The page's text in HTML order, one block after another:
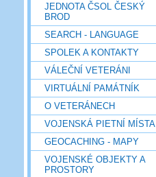
JEDNOTA ČSOL ČESKÝ
BROD
SEARCH - LANGUAGE
SPOLEK A KONTAKTY
VÁLEČNÍ VETERÁNI
VIRTUÁLNÍ PAMÁTNÍK
O VETERÁNECH
VOJENSKÁ PIETNÍ MÍSTA
GEOCACHING - MAPY
VOJENSKÉ OBJEKTY A
PROSTORY